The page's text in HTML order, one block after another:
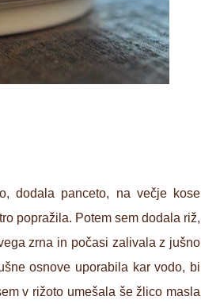
dodala panceto, na večje kose
popražila. Potem sem dodala riž,
zrna in počasi zalivala z jušno
osnove uporabila kar vodo, bi
v rižoto umešala še žlico masla